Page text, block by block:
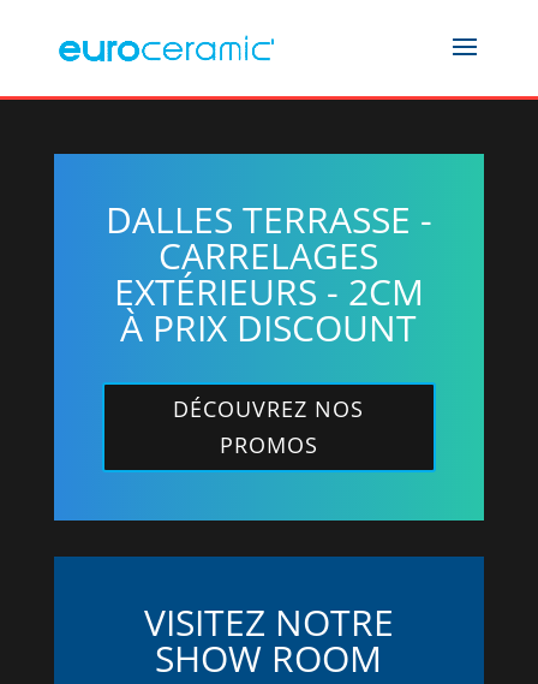
DALLES TERRASSE -
CARRELAGES
EXTÉRIEURS - 2CM
À PRIX DISCOUNT
DÉCOUVREZ NOS
PROMOS
VISITEZ NOTRE
SHOW ROOM